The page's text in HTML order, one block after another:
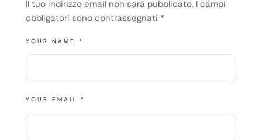
Il tuo indirizzo email non sarà pubblicato. I campi
obbligatori sono contrassegnati *
YOUR NAME *
YOUR EMAIL *